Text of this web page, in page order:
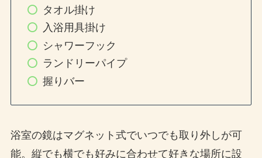
タオル掛け
入浴用具掛け
シャワーフック
ランドリーパイプ
握りバー
浴室の鏡はマグネット式でいつでも取り外しが可
能。縦でも横でも好みに合わせて好きな場所に設